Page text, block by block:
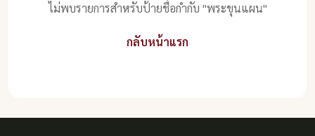
ไม่พบรายการสำหรับป้ายชื่อกำกับ "พระขุนแผน"
กลับหน้าแรก